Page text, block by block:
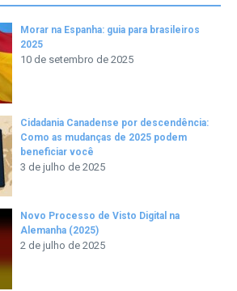
Morar na Espanha: guia para brasileiros
2025
10 de setembro de 2025
Cidadania Canadense por descendência:
Como as mudanças de 2025 podem
beneficiar você
3 de julho de 2025
Novo Processo de Visto Digital na
Alemanha (2025)
2 de julho de 2025